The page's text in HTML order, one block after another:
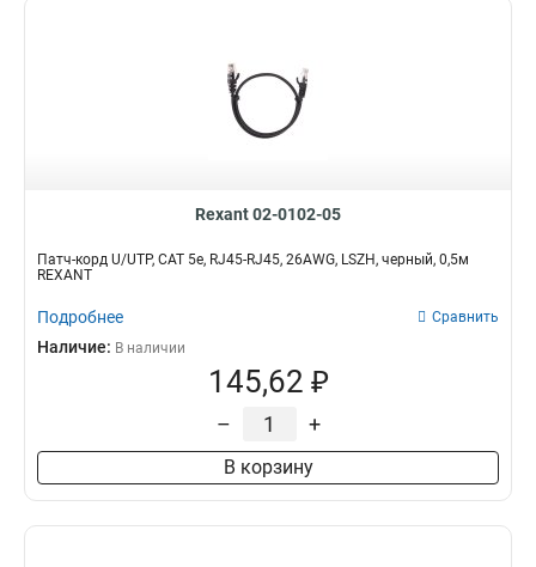
Rexant 02-0102-05
Патч-корд U/UTP, CAT 5e, RJ45-RJ45, 26AWG, LSZH, черный, 0,5м
REXANT
Подробнее Сравнить
Наличие: В наличии
145,62 ₽
– +
В корзину